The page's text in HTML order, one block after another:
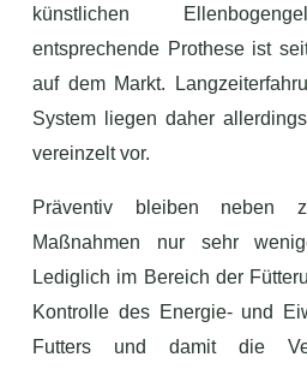
künstlichen
entsprechende Prothese ist
auf dem Markt.
System liegen daher
vereinzelt vor.
Präventiv bleiben neben
Maßnahmen nur sehr
Lediglich im Bereich der
Kontrolle des Energie- und
Futters und damit die